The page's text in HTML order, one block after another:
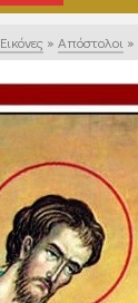
Εικόνες » Απόστολοι »